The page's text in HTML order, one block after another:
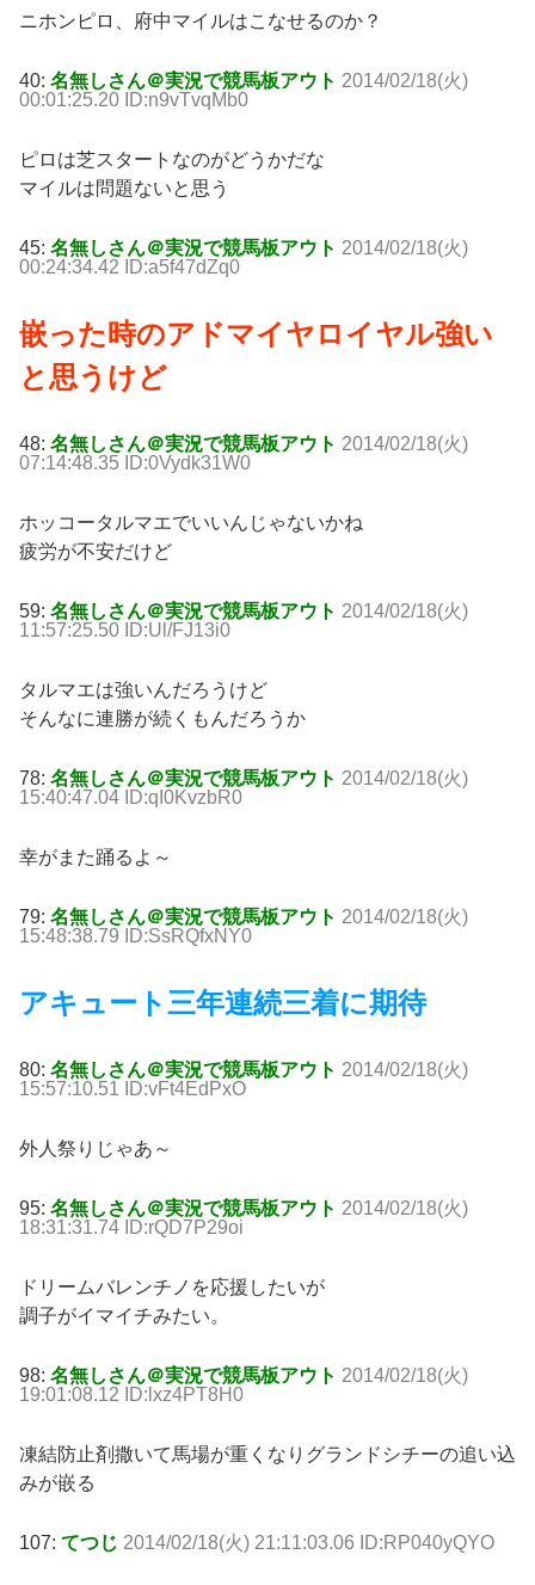
ニホンピロ、府中マイルはこなせるのか？
40: 名無しさん＠実況で競馬板アウト 2014/02/18(火)
00:01:25.20 ID:n9vTvqMb0
ピロは芝スタートなのがどうかだな
マイルは問題ないと思う
45: 名無しさん＠実況で競馬板アウト 2014/02/18(火)
00:24:34.42 ID:a5f47dZq0
嵌った時のアドマイヤロイヤル強い
と思うけど
48: 名無しさん＠実況で競馬板アウト 2014/02/18(火)
07:14:48.35 ID:0Vydk31W0
ホッコータルマエでいいんじゃないかね
疲労が不安だけど
59: 名無しさん＠実況で競馬板アウト 2014/02/18(火)
11:57:25.50 ID:Ul/FJ13i0
タルマエは強いんだろうけど
そんなに連勝が続くもんだろうか
78: 名無しさん＠実況で競馬板アウト 2014/02/18(火)
15:40:47.04 ID:qI0KvzbR0
幸がまた踊るよ～
79: 名無しさん＠実況で競馬板アウト 2014/02/18(火)
15:48:38.79 ID:SsRQfxNY0
アキュート三年連続三着に期待
80: 名無しさん＠実況で競馬板アウト 2014/02/18(火)
15:57:10.51 ID:vFt4EdPxO
外人祭りじゃあ～
95: 名無しさん＠実況で競馬板アウト 2014/02/18(火)
18:31:31.74 ID:rQD7P29oi
ドリームバレンチノを応援したいが
調子がイマイチみたい。
98: 名無しさん＠実況で競馬板アウト 2014/02/18(火)
19:01:08.12 ID:lxz4PT8H0
凍結防止剤撒いて馬場が重くなりグランドシチーの追い込
みが嵌る
107: てつじ 2014/02/18(火) 21:11:03.06 ID:RP040yQYO